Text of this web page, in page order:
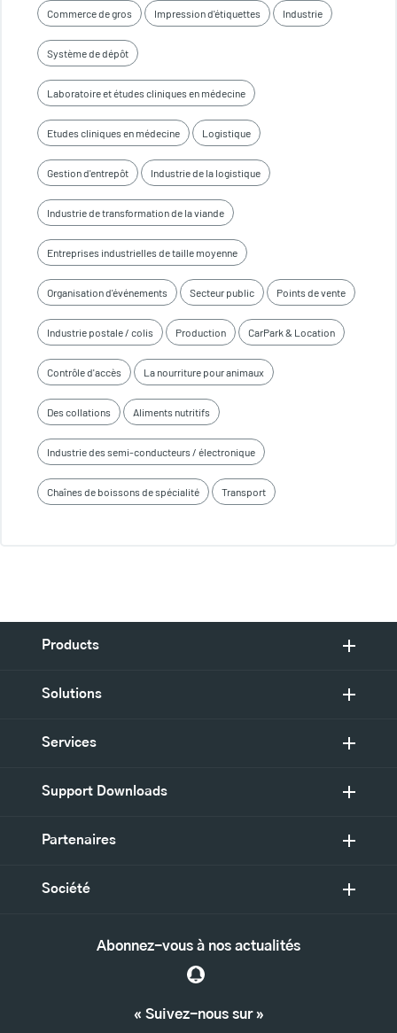
Commerce de gros Impression d'étiquettes Industrie
Système de dépôt
Laboratoire et études cliniques en médecine
Etudes cliniques en médecine Logistique
Gestion d'entrepôt Industrie de la logistique
Industrie de transformation de la viande
Entreprises industrielles de taille moyenne
Organisation d'événements Secteur public Points de vente
Industrie postale / colis Production CarPark & Location
Contrôle d'accès La nourriture pour animaux
Des collations Aliments nutritifs
Industrie des semi-conducteurs / électronique
Chaînes de boissons de spécialité Transport
Products
Solutions
Services
Support Downloads
Partenaires
Société
« Suivez-nous sur »
Abonnez-vous à nos actualités